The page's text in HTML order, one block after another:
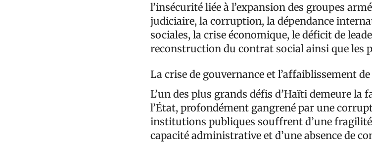
l’insécurité liée à l’expansion des groupes
judiciaire, la corruption, la dépendance
sociales, la crise économique, le déficit de
reconstruction du contrat social ainsi que les
La crise de gouvernance et l’affaiblissement de
L’un des plus grands défis d’Haïti demeure la
l’État, profondément gangrené par une
institutions publiques souffrent d’une
capacité administrative et d’une absence de